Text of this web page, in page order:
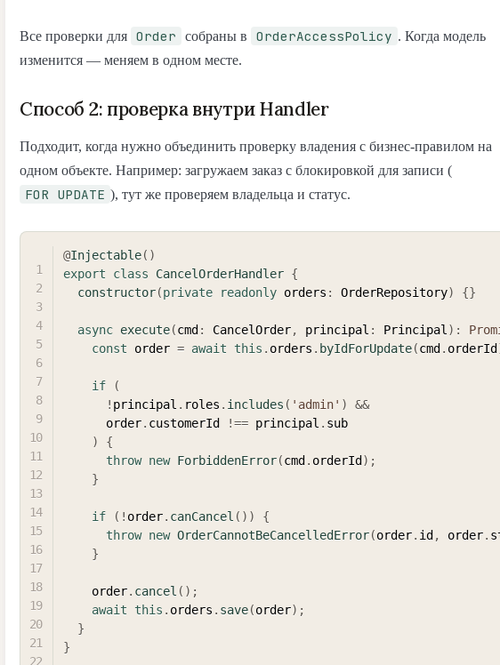
Все проверки для Order собраны в OrderAccessPolicy . Когда модель
изменится — меняем в одном месте.
Способ 2: проверка внутри Handler
Подходит, когда нужно объединить проверку владения с бизнес-правилом на
одном объекте. Например: загружаем заказ с блокировкой для записи (
FOR UPDATE ), тут же проверяем владельца и статус.
@Injectable( )
export
class CancelOrderHandler {
constructor(private readonly orders : OrderRepository) {}
async execute(cmd : CancelOrder, principal : Principal ) :
const order = await this . orders . byIdForUpdate(cmd . orderId
if
(
! principal . roles . includes ( 'admin' )
&&
      order
. customerId !== principal . sub
)
{
throw new ForbiddenError(cmd . orderId ) ;
}
if ( ! order. canCancel ( ) )
{
throw new OrderCannotBeCancelledError(order. id , order.
}
    order
. cancel ( ) ;
await
this . orders . save(order) ;
}
}